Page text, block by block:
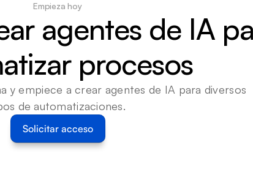
Empieza hoy
agentes de IA
procesos
y empiece a crear agentes de IA para diversos
de automatizaciones.
Solicitar acceso